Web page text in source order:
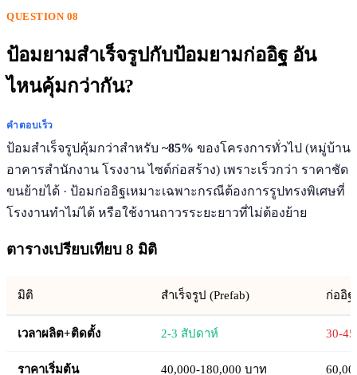
QUESTION 08
ป้อมยามสำเร็จรูปกับป้อมยามก่ออิฐ อัน
ไหนคุ้มกว่ากัน?
คำตอบเร็ว
ป้อมสำเร็จรูปคุ้มกว่าสำหรับ ~85% ของโครงการทั่วไป (หมู่บ้าน
อาคารสำนักงาน โรงงาน ไซต์ก่อสร้าง) เพราะเร็วกว่า ราคาชัด
ขนย้ายได้ · ป้อมก่ออิฐเหมาะเฉพาะกรณีต้องการรูปทรงพิเศษที่
โรงงานทำไม่ได้ หรือใช้งานถาวรระยะยาวที่ไม่ต้องย้าย
ตารางเปรียบเทียบ 8 มิติ
มิติ สำเร็จรูป (Prefab) ก่ออิฐ
เวลาผลิต+ติดตั้ง 2-3 สัปดาห์ 30-
ราคาเริ่มต้น 40,000-180,000 บาท